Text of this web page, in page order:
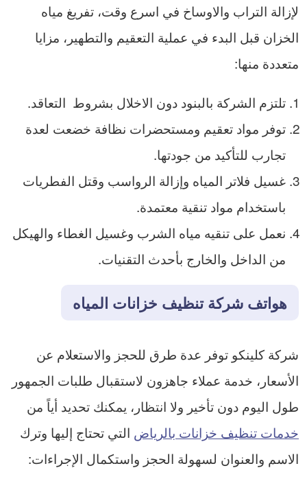
لإزالة التراب والاوساخ في اسرع وقت، تفريغ مياه
الخزان قبل البدء في عملية التعقيم والتطهير، مزايا
متعددة منها:
تلتزم الشركة بالبنود دون الاخلال بشروط التعاقد.
توفر مواد تعقيم ومستحضرات نظافة خضعت لعدة
تجارب للتأكيد من جودتها.
غسيل فلاتر المياه وإزالة الرواسب وقتل الفطريات
باستخدام مواد تنقية معتمدة.
نعمل على تنقيه مياه الشرب وغسيل الغطاء والهيكل
من الداخل والخارج بأحدث التقنيات.
هواتف شركة تنظيف خزانات المياه
شركة كلينكو توفر عدة طرق للحجز والاستعلام عن
الأسعار، خدمة عملاء جاهزون لاستقبال طلبات الجمهور
طول اليوم دون تأخير ولا انتظار، يمكنك تحديد أياً من
خدمات تنظيف خزانات بالرياض التي تحتاج إليها وترك
الاسم والعنوان لسهولة الحجز واستكمال الإجراءات: